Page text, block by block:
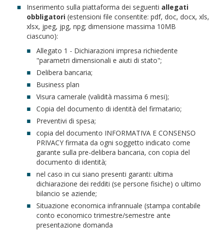
Inserimento sulla piattaforma dei seguenti allegati
obbligatori (estensioni file consentite: pdf, doc, docx, xls,
xlsx, jpeg, jpg, npg; dimensione massima 10MB
ciascuno):
Allegato 1 - Dichiarazioni impresa richiedente
"parametri dimensionali e aiuti di stato";
Delibera bancaria;
Business plan
Visura camerale (validità massima 6 mesi);
Copia del documento di identità del firmatario;
Preventivi di spesa;
copia del documento INFORMATIVA E CONSENSO
PRIVACY firmata da ogni soggetto indicato come
garante sulla pre-delibera bancaria, con copia del
documento di identità;
nel caso in cui siano presenti garanti: ultima
dichiarazione dei redditi (se persone fisiche) o ultimo
bilancio se aziende;
Situazione economica infrannuale (stampa contabile
conto economico trimestre/semestre ante
presentazione domanda